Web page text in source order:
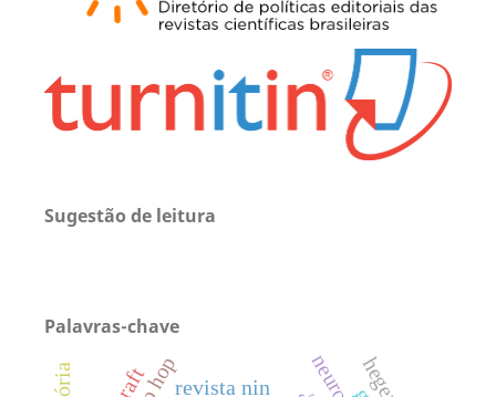
Sugestão de leitura
Palavras-chave
revista nin